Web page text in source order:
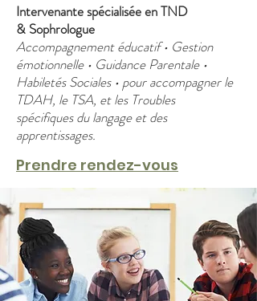
Intervenante spécialisée en TND
& Sophrologue
Accompagnement éducatif • Gestion
émotionnelle • Guidance Parentale •
Habiletés Sociales • pour accompagner le
TDAH, le TSA, et les Troubles
spécifiques du langage et des
apprentissages.
Prendre rendez-vous